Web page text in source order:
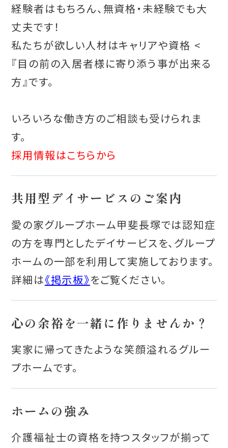
経験者はもちろん、無資格・未経験でも大
丈夫です！
私たちが欲しい人材はキャリアや資格 <
『目の前の入居者様に寄り添う事が出来る
方』です。
いろいろな働き方のご相談も受けられま
す。
採用情報はこちらから
共用型デイサービスのご案内
愛の家グループホーム甲斐長塚では認知症
の方を専門としたデイサービスを、グループ
ホームの一部を利用して実施しております。
詳細は《掲示板》をご覧ください。
心の余裕を一緒に作りませんか？
実家に帰ってきたような笑顔溢れるグルー
プホームです。
ホームの強み
介護福祉士の資格を持つスタッフが揃って